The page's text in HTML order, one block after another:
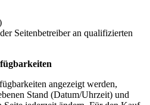
Seitenbetreiber an qualifizierten
angezeigt werden,
Stand (Datum/Uhrzeit) und